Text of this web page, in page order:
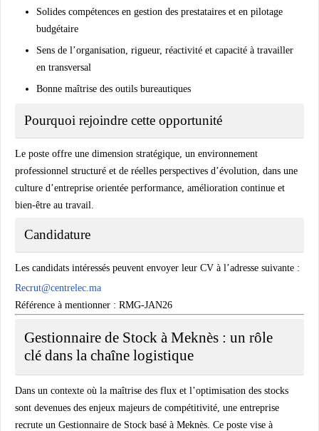
Solides compétences en gestion des prestataires et en pilotage
budgétaire
Sens de l’organisation, rigueur, réactivité et capacité à travailler
en transversal
Bonne maîtrise des outils bureautiques
Pourquoi rejoindre cette opportunité
Le poste offre une dimension stratégique, un environnement
professionnel structuré et de réelles perspectives d’évolution, dans une
culture d’entreprise orientée performance, amélioration continue et
bien-être au travail.
Candidature
Les candidats intéressés peuvent envoyer leur CV à l’adresse suivante :
Recrut@centrelec.ma
Référence à mentionner : RMG-JAN26
Gestionnaire de Stock à Meknès : un rôle
clé dans la chaîne logistique
Dans un contexte où la maîtrise des flux et l’optimisation des stocks
sont devenues des enjeux majeurs de compétitivité, une entreprise
recrute un Gestionnaire de Stock basé à Meknès. Ce poste vise à